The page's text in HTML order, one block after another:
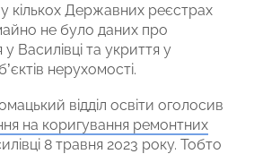
кількох Державних реєстрах
не було даних про
Василівці та укриття у
нерухомості.
відділ освіти оголосив
на коригування ремонтних
8 травня 2023 року. Тобто